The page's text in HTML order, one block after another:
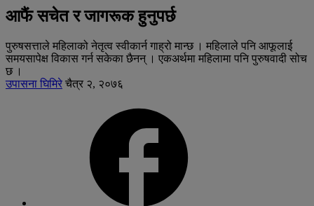
आफैं सचेत र जागरूक हुनुपर्छ
पुरुषसत्ताले महिलाको नेतृत्व स्वीकार्न गाह्रो मान्छ । महिलाले पनि आफूलाई
समयसापेक्ष विकास गर्न सकेका छैनन् । एकअर्थमा महिलामा पनि पुरुषवादी सोच
छ ।
उपासना घिमिरे चैत्र २, २०७६